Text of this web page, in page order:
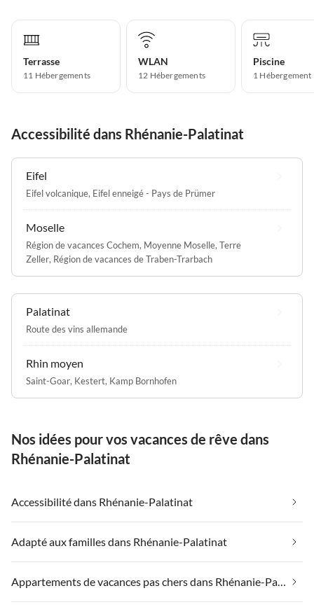
Terrasse
11 Hébergements
WLAN
12 Hébergements
Piscine
1 Hébergement
Accessibilité dans Rhénanie-Palatinat
Eifel
Eifel volcanique, Eifel enneigé - Pays de Prümer
Moselle
Région de vacances Cochem, Moyenne Moselle, Terre
Zeller, Région de vacances de Traben-Trarbach
Palatinat
Route des vins allemande
Rhin moyen
Saint-Goar, Kestert, Kamp Bornhofen
Nos idées pour vos vacances de rêve dans
Rhénanie-Palatinat
Accessibilité dans Rhénanie-Palatinat
Adapté aux familles dans Rhénanie-Palatinat
Appartements de vacances pas chers dans Rhénanie-Palatinat